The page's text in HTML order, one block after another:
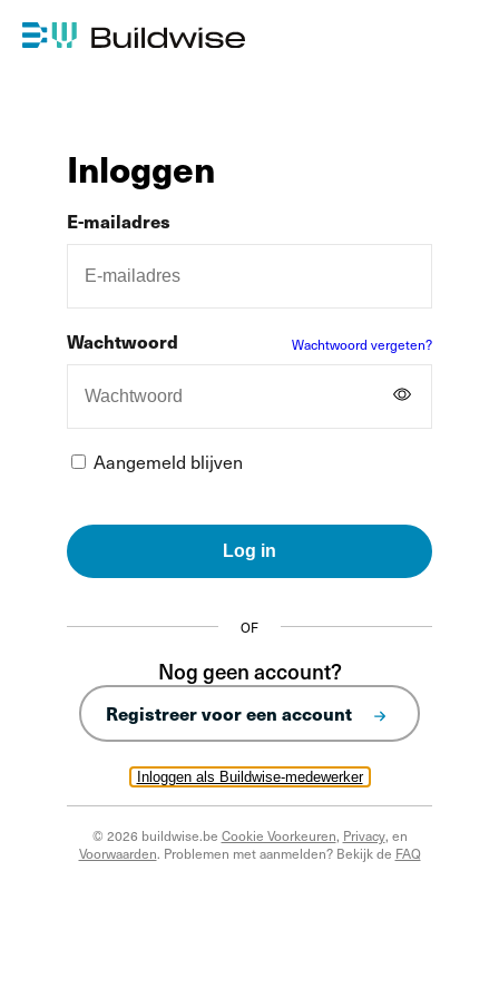
Inloggen
Inloggen als Buildwise-medewerker
E-mailadres
Wachtwoord Wachtwoord vergeten?
Aangemeld blijven
Log in
OF
Nog geen account?
Registreer voor een account
© 2026 buildwise.be Cookie Voorkeuren, Privacy, en
Voorwaarden. Problemen met aanmelden? Bekijk de FAQ